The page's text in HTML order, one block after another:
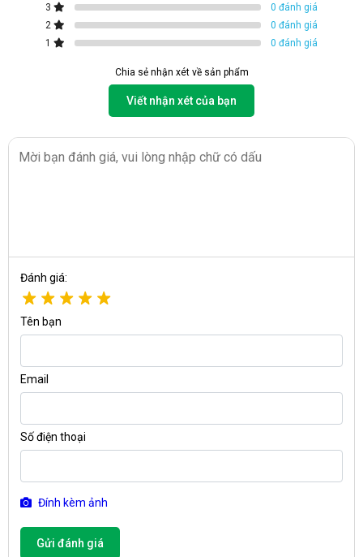
3
0 đánh giá
2
0 đánh giá
1
0 đánh giá
Chia sẻ nhận xét về sản phẩm
Viết nhận xét của bạn
Đánh giá:
Tên bạn
Email
Số điện thoại
Đính kèm ảnh
Gửi đánh giá